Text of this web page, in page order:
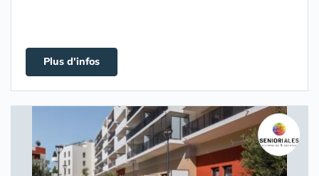
Plus d'infos